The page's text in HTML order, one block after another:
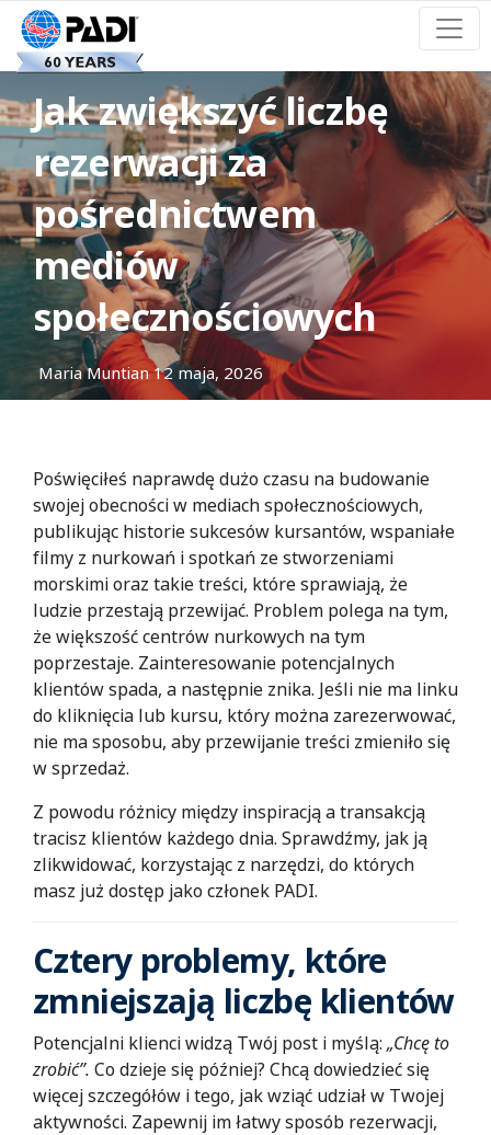
Jak zwiększyć liczbę
rezerwacji za
pośrednictwem
mediów
społecznościowych
Maria Muntian 12 maja, 2026
Poświęciłeś naprawdę dużo czasu na budowanie
swojej obecności w mediach społecznościowych,
publikując historie sukcesów kursantów, wspaniałe
filmy z nurkowań i spotkań ze stworzeniami
morskimi oraz takie treści, które sprawiają, że
ludzie przestają przewijać. Problem polega na tym,
że większość centrów nurkowych na tym
poprzestaje. Zainteresowanie potencjalnych
klientów spada, a następnie znika. Jeśli nie ma linku
do kliknięcia lub kursu, który można zarezerwować,
nie ma sposobu, aby przewijanie treści zmieniło się
w sprzedaż.
Z powodu różnicy między inspiracją a transakcją
tracisz klientów każdego dnia. Sprawdźmy, jak ją
zlikwidować, korzystając z narzędzi, do których
masz już dostęp jako członek PADI.
Cztery problemy, które
zmniejszają liczbę klientów
Potencjalni klienci widzą Twój post i myślą: „Chcę to
zrobić”. Co dzieje się później? Chcą dowiedzieć się
więcej szczegółów i tego, jak wziąć udział w Twojej
aktywności. Zapewnij im łatwy sposób rezerwacji,